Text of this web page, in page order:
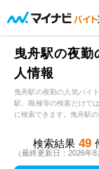
曳舟駅の夜勤
人情報
曳舟駅の夜勤の人気バイ
駅、職種等の検索だけで
に検索できます。曳舟駅
検索結果 49
（最終更新日：2026年8